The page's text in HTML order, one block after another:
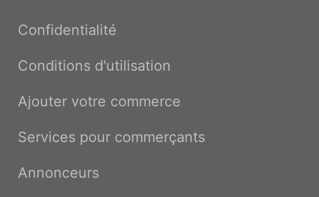
Confidentialité
Conditions d'utilisation
Ajouter votre commerce
Services pour commerçants
Annonceurs